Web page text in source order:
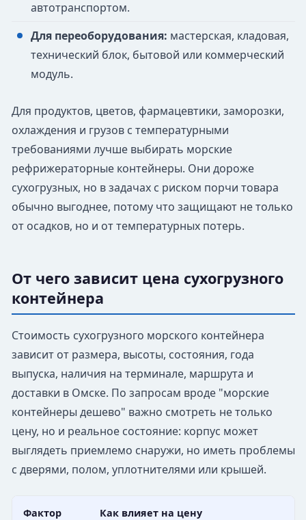
автотранспортом.
Для переоборудования: мастерская, кладовая,
технический блок, бытовой или коммерческий
модуль.
Для продуктов, цветов, фармацевтики, заморозки,
охлаждения и грузов с температурными
требованиями лучше выбирать морские
рефрижераторные контейнеры. Они дороже
сухогрузных, но в задачах с риском порчи товара
обычно выгоднее, потому что защищают не только
от осадков, но и от температурных потерь.
От чего зависит цена сухогрузного
контейнера
Стоимость сухогрузного морского контейнера
зависит от размера, высоты, состояния, года
выпуска, наличия на терминале, маршрута и
доставки в Омске. По запросам вроде "морские
контейнеры дешево" важно смотреть не только
цену, но и реальное состояние: корпус может
выглядеть приемлемо снаружи, но иметь проблемы
с дверями, полом, уплотнителями или крышей.
Фактор Как влияет на цену